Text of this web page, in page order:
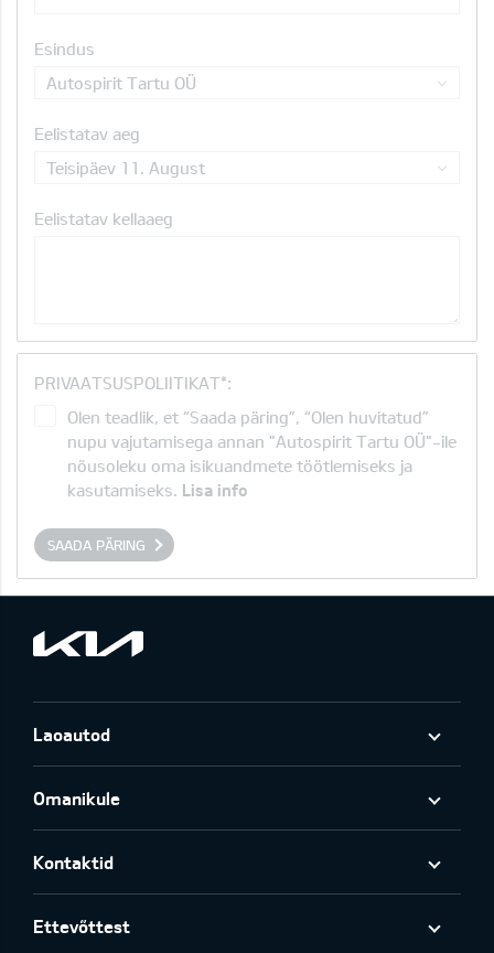
Esindus
Autospirit Tartu OÜ
Eelistatav aeg
Teisipäev 11. August
Eelistatav kellaaeg
PRIVAATSUSPOLIITIKAT*:
Olen teadlik, et “Saada päring”, “Olen huvitatud”
nupu vajutamisega annan "Autospirit Tartu OÜ"-ile
nõusoleku oma isikuandmete töötlemiseks ja
kasutamiseks. Lisa info
SAADA PÄRING
Laoautod
Omanikule
Kontaktid
Ettevõttest